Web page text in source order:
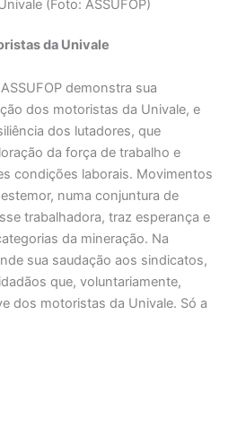
(Foto: ASSUFOP)
da Univale
demonstra sua
dos motoristas da Univale, e
dos lutadores, que
da força de trabalho e
condições laborais. Movimentos
numa conjuntura de
trabalhadora, traz esperança e
da mineração. Na
sua saudação aos sindicatos,
que, voluntariamente,
dos motoristas da Univale. Só a